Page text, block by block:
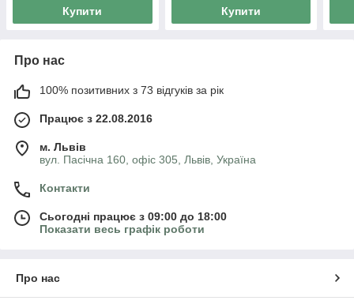
Купити Купити
Про нас
100% позитивних з 73 відгуків за рік
Працює з 22.08.2016
м. Львів
вул. Пасічна 160, офіс 305, Львів, Україна
Контакти
Сьогодні працює з 09:00 до 18:00
Показати весь графік роботи
Про нас